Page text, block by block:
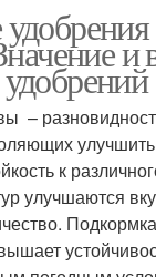
и
–
к
улучшаются